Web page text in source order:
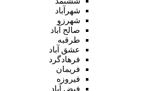
شهرآباد
شهرزو
صالح آباد
طرقبه
عشق آباد
فرهادگرد
فریمان
فیروزه
فیض آباد